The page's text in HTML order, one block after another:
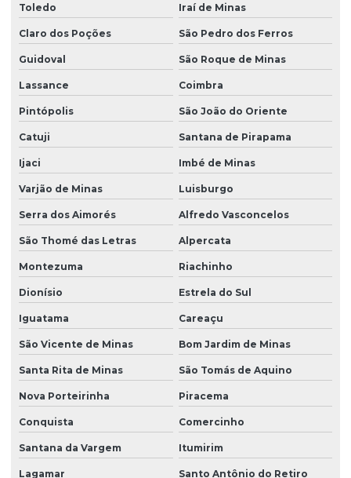
Toledo Iraí de Minas
Claro dos Poções São Pedro dos Ferros
Guidoval São Roque de Minas
Lassance Coimbra
Pintópolis São João do Oriente
Catuji Santana de Pirapama
Ijaci Imbé de Minas
Varjão de Minas Luisburgo
Serra dos Aimorés Alfredo Vasconcelos
São Thomé das Letras Alpercata
Montezuma Riachinho
Dionísio Estrela do Sul
Iguatama Careaçu
São Vicente de Minas Bom Jardim de Minas
Santa Rita de Minas São Tomás de Aquino
Nova Porteirinha Piracema
Conquista Comercinho
Santana da Vargem Itumirim
Lagamar Santo Antônio do Retiro